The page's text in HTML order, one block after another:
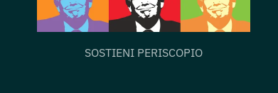
SOSTIENI PERISCOPIO